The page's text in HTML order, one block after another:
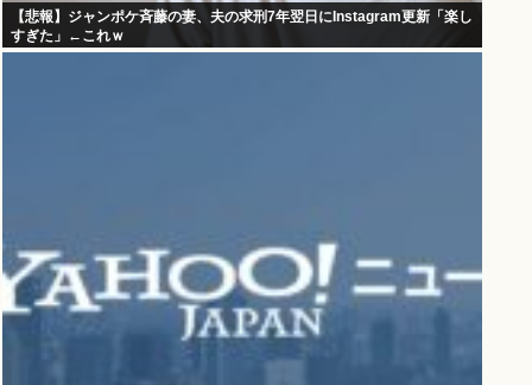
【悲報】ジャンポケ斉藤の妻、夫の求刑7年翌日にInstagram更新「楽し
すぎた」←これｗ